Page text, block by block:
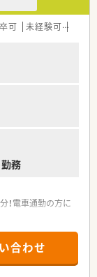
可 未経験可
務
！電車通勤の方に
多くの店舗に医療
合わせ